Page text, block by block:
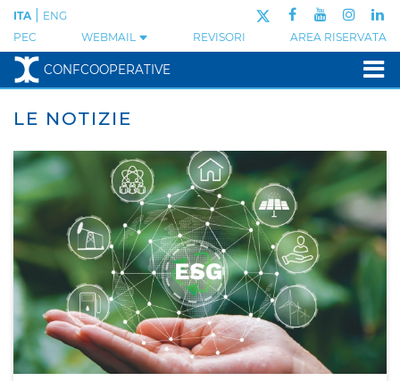
PEC WEBMAIL REVISORI AREA RISERVATA
ITA ENG
CONFCOOPERATIVE
LE NOTIZIE